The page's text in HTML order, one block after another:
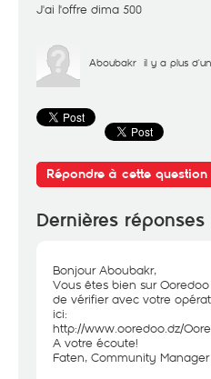
J'ai l'offre dima 500
Aboubakr il y a plus
Répondre à cette question
Dernières
Bonjour Aboubakr,
Vous êtes bien sur
de vérifier avec votre
ici:
http://www.ooredoo.dz/
A votre écoute!
Faten, Community Manager